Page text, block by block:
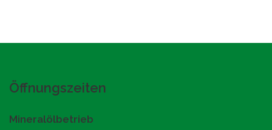
Öffnungszeiten
Mineralölbetrieb